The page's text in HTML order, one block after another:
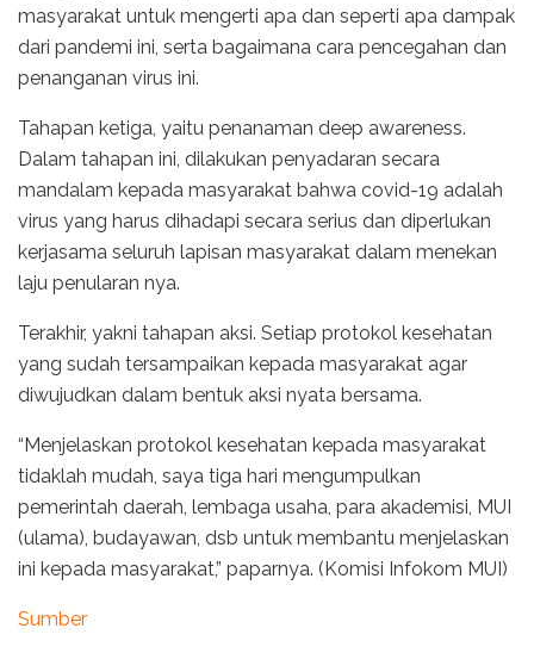
masyarakat untuk mengerti apa dan seperti apa dampak
dari pandemi ini, serta bagaimana cara pencegahan dan
penanganan virus ini.
Tahapan ketiga, yaitu penanaman deep awareness.
Dalam tahapan ini, dilakukan penyadaran secara
mandalam kepada masyarakat bahwa covid-19 adalah
virus yang harus dihadapi secara serius dan diperlukan
kerjasama seluruh lapisan masyarakat dalam menekan
laju penularan nya.
Terakhir, yakni tahapan aksi. Setiap protokol kesehatan
yang sudah tersampaikan kepada masyarakat agar
diwujudkan dalam bentuk aksi nyata bersama.
“Menjelaskan protokol kesehatan kepada masyarakat
tidaklah mudah, saya tiga hari mengumpulkan
pemerintah daerah, lembaga usaha, para akademisi, MUI
(ulama), budayawan, dsb untuk membantu menjelaskan
ini kepada masyarakat,” paparnya. (Komisi Infokom MUI)
Sumber